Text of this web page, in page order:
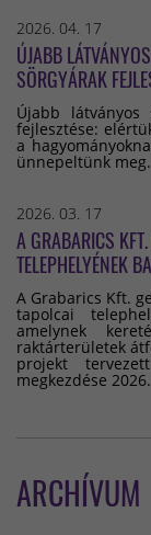
2026. 04. 17
ÚJABB
SÖRGYÁRAK
Újabb látványos
fejlesztése:
a
ünnepeltünk meg.
2026. 03. 17
A GRABARICS
TELEPHELYÉNEK
A Grabarics Kft.
tapolcai
amelynek
raktárterületek
projekt
megkezdése
ARCHÍVUM